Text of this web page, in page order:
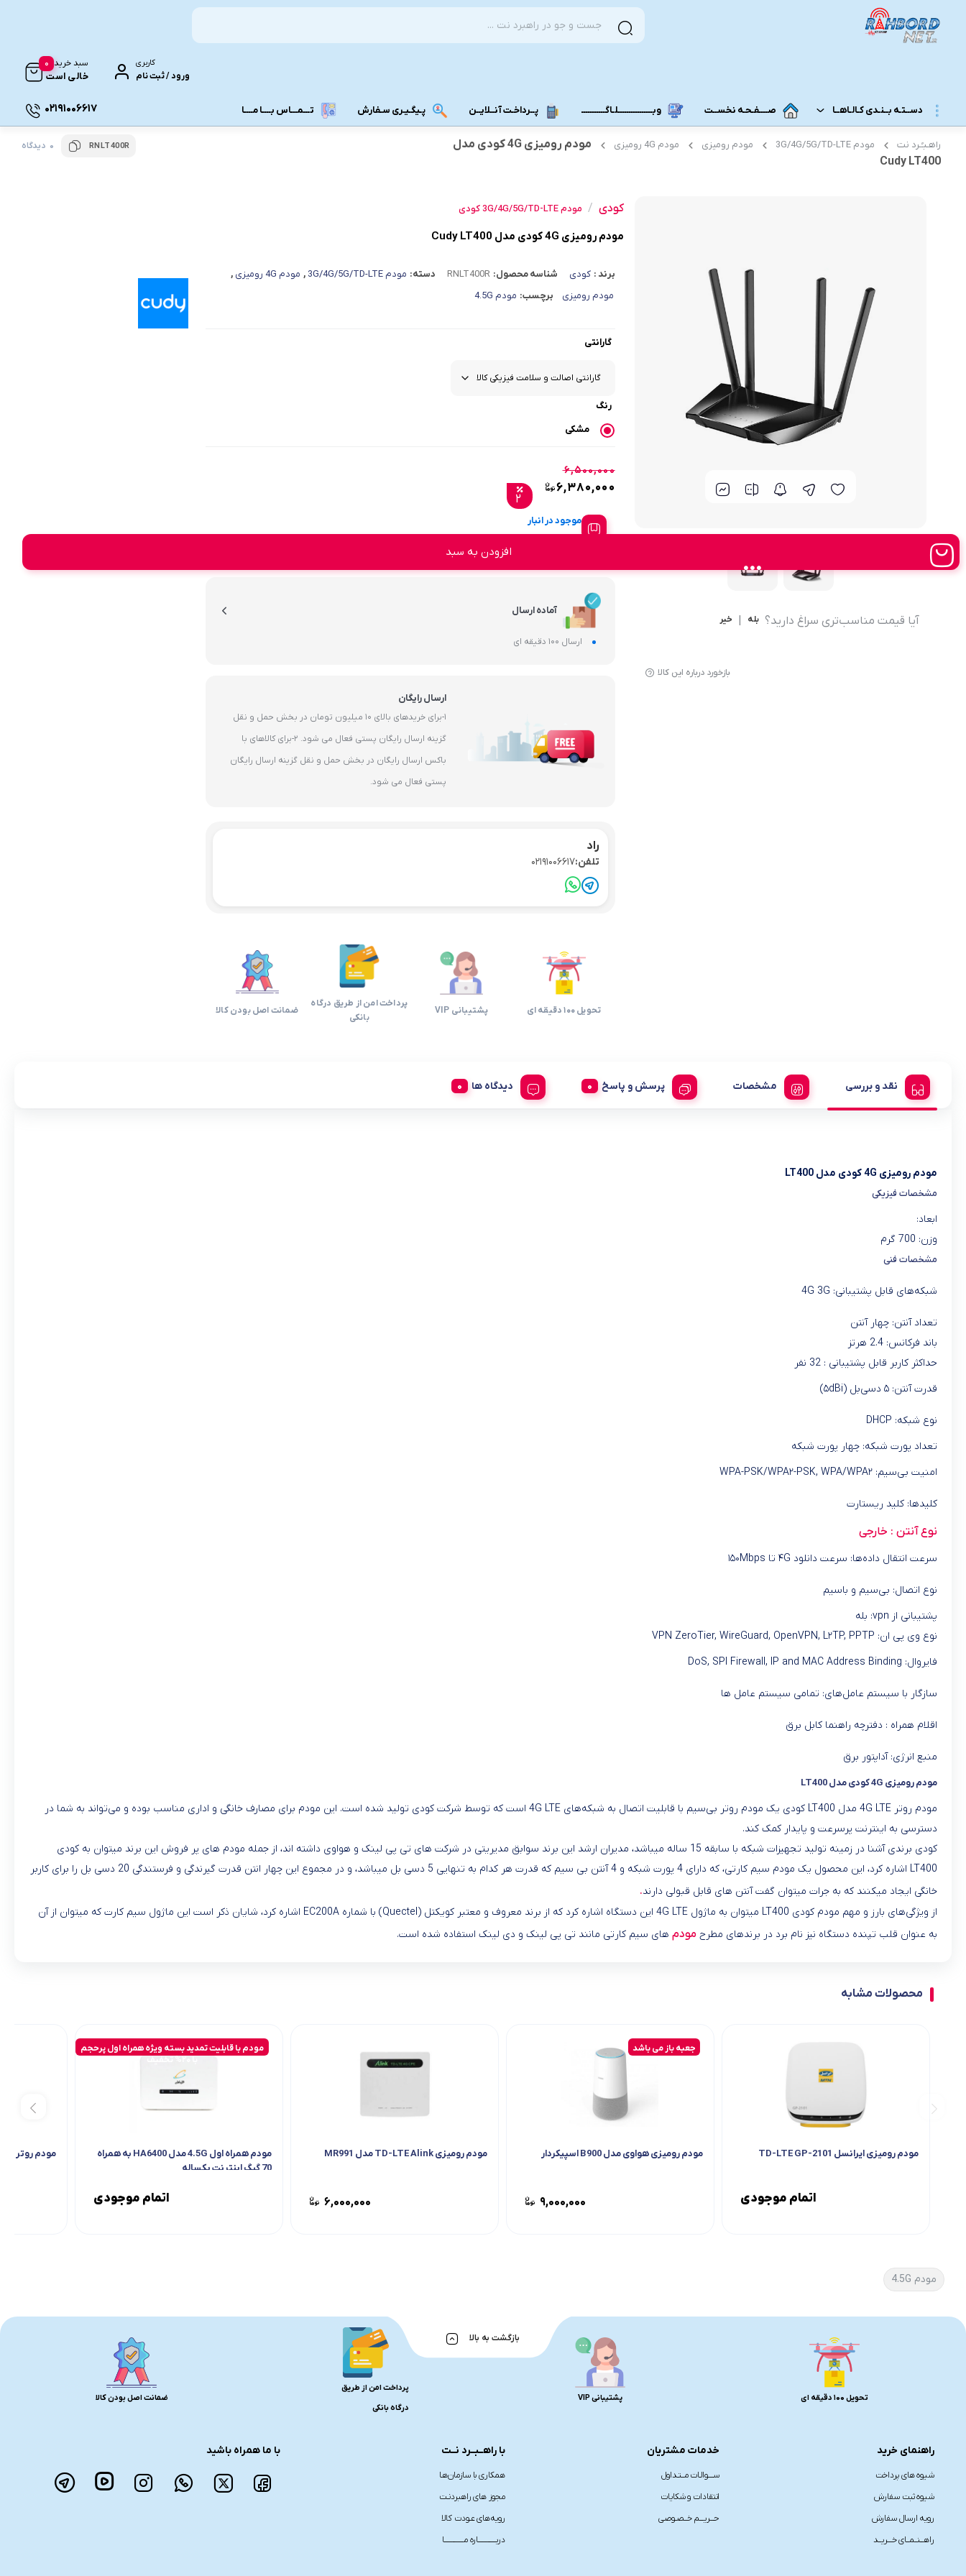
کاربری
ورود / ثبت نام
سبد خرید
خالی است
0
دســتـه بــنـدی کـالـاهــا
مــودم 3G/4G/5G/TD-LTE مــودم رومـــیـزی
مـــودم هـــــمـراه
مودم 5G همراه
مودم 4G همراه
مودم 3G همراه
مـــــــــــودم USB
مـــــــحـصــولات رایـــــــتـــــــل
محصولات اپراتورهای همراه
تــــــــجـــهــــیـزات جــــــانـبـی
انــــــــــــدرویــد بـــــــــاکــــس
جــــــــــــــعـــــــبـه بــــــــــــــــاز
صــــفـحـه نخســت وبــــــــــــــــلـاگـــــــــــ پــرداخـت آنــلایــن پـیگـیـری سـفارش تـــمـــاس بــــا مــــا 02191006617
راهـبـُـرد نت مودم 3G/4G/5G/TD-LTE مودم رومیزی مودم 4G رومیزی
مودم رومیزی 4G کودی مدل
Cudy LT400
RNLT400R 0 دیدگاه
آیا قیمت مناسب‌تری سراغ دارید؟ بله خیر
بازخورد درباره این کالا
کودی / مودم 3G/4G/5G/TD-LTE کودی
مودم رومیزی 4G کودی مدل Cudy LT400
برند : کودی شناسه محصول: RNLT400R دسته: مودم 3G/4G/5G/TD-LTE , مودم 4G رومیزی
,
مودم رومیزی
برچسب: مودم 4.5G
گارانتی
رنگ
مشکی
۶,۵۰۰,۰۰۰
۶,۳۸۰,۰۰۰
۲
موجود در انبار
افزودن به سبد
آماده ارسال
ارسال 100 دقیقه ای
ارسال رایگان
1-برای خریدهای بالای 10 میلیون تومان در بخش حمل و نقل
گزینه ارسال رایگان پستی فعال می شود. 2-برای کالاهای با
باکس ارسال رایگان در بخش حمل و نقل گزینه ارسال رایگان
پستی فعال می شود.
راد
تلفن:02191006617
تحویل 100 دقیقه ای پشتیبانی VIP
پرداخت امن از طریق درگاه
بانکی
ضمانت اصل بودن کالا
نقد و بررسی مشخصات پرسش و پاسخ دیدگاه ها
مودم رومیزی 4G کودی مدل LT400
مشخصات فیزیکی
ابعاد:
وزن: 700 گرم
مشخصات فنی
شبکه‌های قابل پشتیبانی: 4G 3G
تعداد آنتن: چهار آنتن
باند فرکانس: 2.4 هرتز
حداکثر کاربر قابل پشتیبانی : 32 نفر
قدرت آنتن: ۵ دسی‌بل (۵dBi)
نوع شبکه: DHCP
تعداد پورت شبکه: چهار پورت شبکه
امنیت بی‌سیم: WPA-PSK/WPA۲-PSK, WPA/WPA۲
کلیدها: کلید ریستارت
نوع آنتن : خارجی
سرعت انتقال داده‌ها: سرعت دانلود ۴G تا ۱۵۰Mbps
نوع اتصال: بی‌سیم و باسیم
پشتیبانی از vpn: بله
نوع وی پی ان: VPN ZeroTier, WireGuard, OpenVPN, L۲TP, PPTP
فایروال: DoS, SPI Firewall, IP and MAC Address Binding
سازگار با سیستم‌ عامل‌های: تمامی سیستم عامل ها
اقلام همراه : دفترچه‌ راهنما کابل برق
منبع انرژی: آداپتور برق
مودم رومیزی 4G کودی مدل LT400
مودم روتر 4G LTE مدل LT400 کودی یک مودم روتر بی‌سیم با قابلیت اتصال به شبکه‌های 4G LTE است که توسط شرکت کودی تولید شده است. این مودم برای مصارف خانگی و اداری مناسب بوده و می‌تواند به شما در
دسترسی به اینترنت پرسرعت و پایدار کمک کند.
کودی برندی آشنا در زمینه تولید تجهیزات شبکه با سابقه 15 ساله میباشد، مدیران ارشد این برند سوابق مدیریتی در شرکت های تی پی لینک و هواوی داشته اند، از جمله مودم های پر فروش این برند میتوان به کودی
LT400 اشاره کرد، این محصول یک مودم سیم کارتی، که دارای 4 پورت شبکه و 4 آنتن بی سیم که قدرت هر کدام به تنهایی 5 دسی بل میباشد، و در مجموع این چهار انتن قدرت گیرندگی و فرستندگی 20 دسی بل را برای کاربر
خانگی ایجاد میکنند که به جرات میتوان گفت آنتن های قابل قبولی دارند.
از ویژگی‌های بارز و مهم مودم کودی LT400 میتوان به ماژول 4G LTE این دستگاه اشاره کرد که از برند معروف و معتبر کویکتل (Quectel) با شماره EC200A اشاره کرد، شایان ذکر است این ماژول سیم کارت که میتوان از آن
به عنوان قلب تپنده دستگاه نیز نام برد در برندهای مطرح مودم های سیم کارتی مانند تی پی لینک و دی لینک استفاده شده است.
محصولات مشابه
مودم رومیزی ایرانسل TD-LTE GP-2101
اتمام موجودی
جعبه باز می باشد
مودم رومیزی هواوی مدل B900 اسپیکردار
۹,۰۰۰,۰۰۰
مودم رومیزی TD-LTE Alink مدل MR991
۶,۰۰۰,۰۰۰
مودم با قابلیت تمدید بسته ویژه همراه اول پرحجم
مودم همراه اول 4.5G مدل HA6400 به همراه
70 گیگ اینترنت یکساله
اتمام موجودی
مودم روتر 4G نتربیت مدل NWR–M920 V2
مودم 4.5G
بازگشت به بالا
تحویل 100 دقیقه ای پشتیبانی VIP
پرداخت امن از طریق
درگاه بانکی
ضمانت اصل بودن کالا
راهنمای خرید
شیوه های پرداخت
شیوه ثبت سفارش
رویه ارسال سفارش
راهـــنــمــای خـــریــد
خدمات مشتریان
ســــوالـات مــتـداول
انتقادات و شکایات
حـــریـــم خــصـوصی
با راهــبــرد نــت
همکاری با سازمان‌هـا
مجوز های راهبردنـت
رویه‌های عـودت کالا
دربـــــــــــــاره مــــــــــــــا
با ما همراه باشید